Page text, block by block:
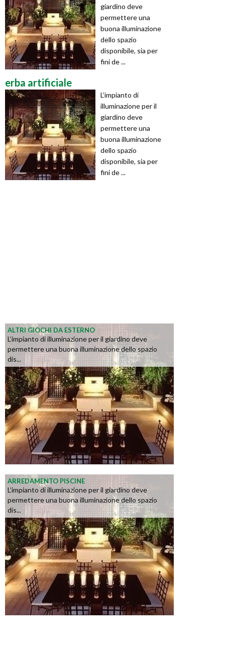
giardino deve
permettere una
buona illuminazione
dello spazio
disponibile, sia per
fini de ...
erba artificiale
L’impianto di
illuminazione per il
giardino deve
permettere una
buona illuminazione
dello spazio
disponibile, sia per
fini de ...
ALTRI GIOCHI DA ESTERNO
L’impianto di illuminazione per il giardino deve
permettere una buona illuminazione dello spazio
dis...
ARREDAMENTO PISCINE
L’impianto di illuminazione per il giardino deve
permettere una buona illuminazione dello spazio
dis...